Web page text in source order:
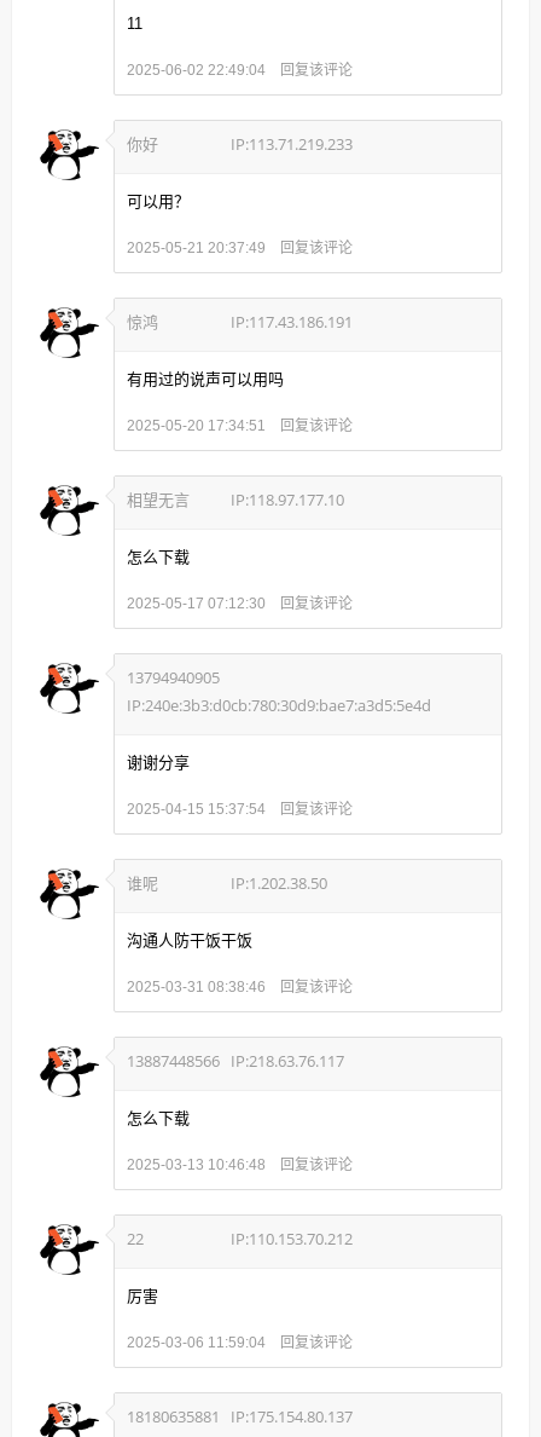
11
2025-06-02 22:49:04 回复该评论
你好 IP:113.71.219.233
可以用？
2025-05-21 20:37:49 回复该评论
惊鸿 IP:117.43.186.191
有用过的说声可以用吗
2025-05-20 17:34:51 回复该评论
相望无言 IP:118.97.177.10
怎么下载
2025-05-17 07:12:30 回复该评论
13794940905
IP:240e:3b3:d0cb:780:30d9:bae7:a3d5:5e4d
谢谢分享
2025-04-15 15:37:54 回复该评论
谁呢 IP:1.202.38.50
沟通人防干饭干饭
2025-03-31 08:38:46 回复该评论
13887448566 IP:218.63.76.117
怎么下载
2025-03-13 10:46:48 回复该评论
22 IP:110.153.70.212
厉害
2025-03-06 11:59:04 回复该评论
18180635881 IP:175.154.80.137